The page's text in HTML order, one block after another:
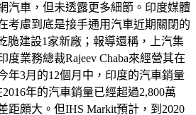
汽車，但未透露更多細節。印度媒體
考慮到底是接手通用汽車近期關閉的
脆建設1家新廠；報導還稱，上汽集
度業務總裁Rajeev Chaba來經營其在
年3月的12個月中，印度的汽車銷量
年的汽車銷量已經超過2,800萬
距頗大。但IHS Markit預計，到2020